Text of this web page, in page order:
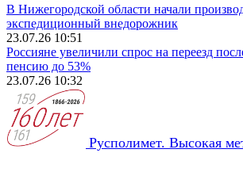
В Нижегородской области начали
экспедиционный внедорожник
23.07.26 10:51
Россияне увеличили спрос на переезд
пенсию до 53%
23.07.26 10:32
Русполимет. Высокая